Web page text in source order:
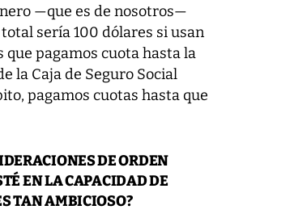
—que es de nosotros—
sería 100 dólares si usan
que pagamos cuota hasta la
la Caja de Seguro Social
pagamos cuotas hasta que
DE ORDEN
EN LA CAPACIDAD DE
TAN AMBICIOSO?